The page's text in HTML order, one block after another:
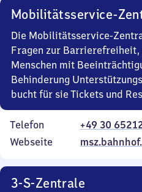
Mobilitätsservice-
Die Mobilitätsservice-
Fragen zur
Menschen mit
Behinderung
bucht für sie Tickets und
Telefon
+49 30
Webseite
3-S-Zentrale